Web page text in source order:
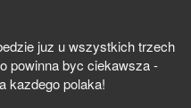
juz u wszystkich trzech
powinna byc ciekawsza -
kazdego polaka!